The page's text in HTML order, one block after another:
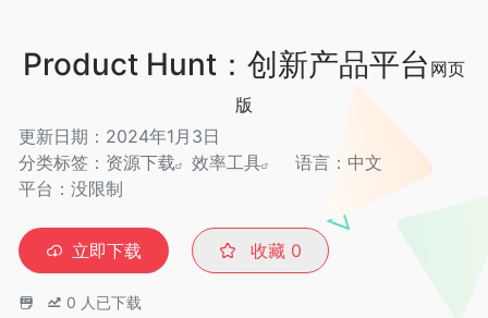
Product Hunt：创新产品平台 网页
版
更新日期：2024年1月3日
分类标签： 资源下载 效率工具
语言：中文
平台：没限制
立即下载 收藏 0
0 人已下载